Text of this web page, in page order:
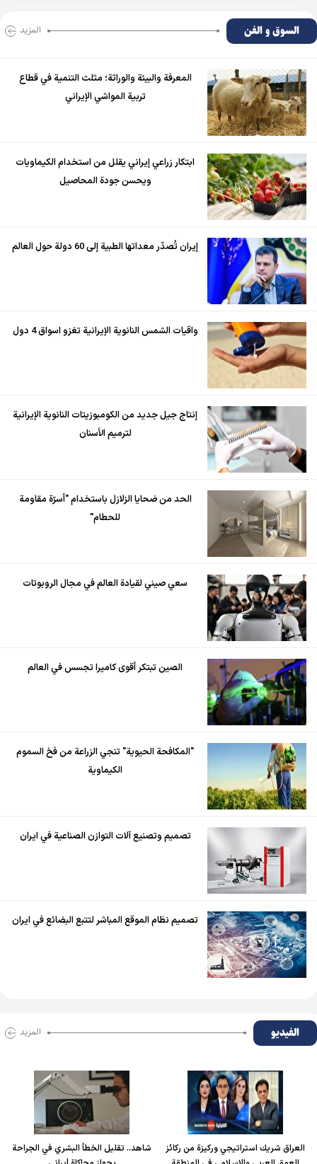
السوق و الفن المزید
المعرفة والبيئة والوراثة؛ مثلث التنمية في قطاع
تربية المواشي الإيراني
ابتكار زراعي إيراني يقلل من استخدام الكيماويات
ويحسن جودة المحاصيل
إيران تُصدّر معداتها الطبية إلى 60 دولة حول العالم
واقيات الشمس النانوية الإيرانية تغزو اسواق 4 دول
إنتاج جيل جديد من الكومبوزيتات النانوية الإيرانية
لترميم الأسنان
الحد من ضحايا الزلازل باستخدام "أسرّة مقاومة
للحطام"
سعي صيني لقيادة العالم في مجال الروبوتات
الصين تبتكر أقوى كاميرا تجسس في العالم
"المكافحة الحيوية" تنجي الزراعة من فخ السموم
الكيماوية
تصميم وتصنيع آلات التوازن الصناعية في ايران
تصميم نظام الموقع المباشر لتتبع البضائع في ايران
الفیدیو المزید
العراق شريك استراتيجي وركيزة من ركائز
شاهد.. تقليل الخطأ البشري في الجراحة